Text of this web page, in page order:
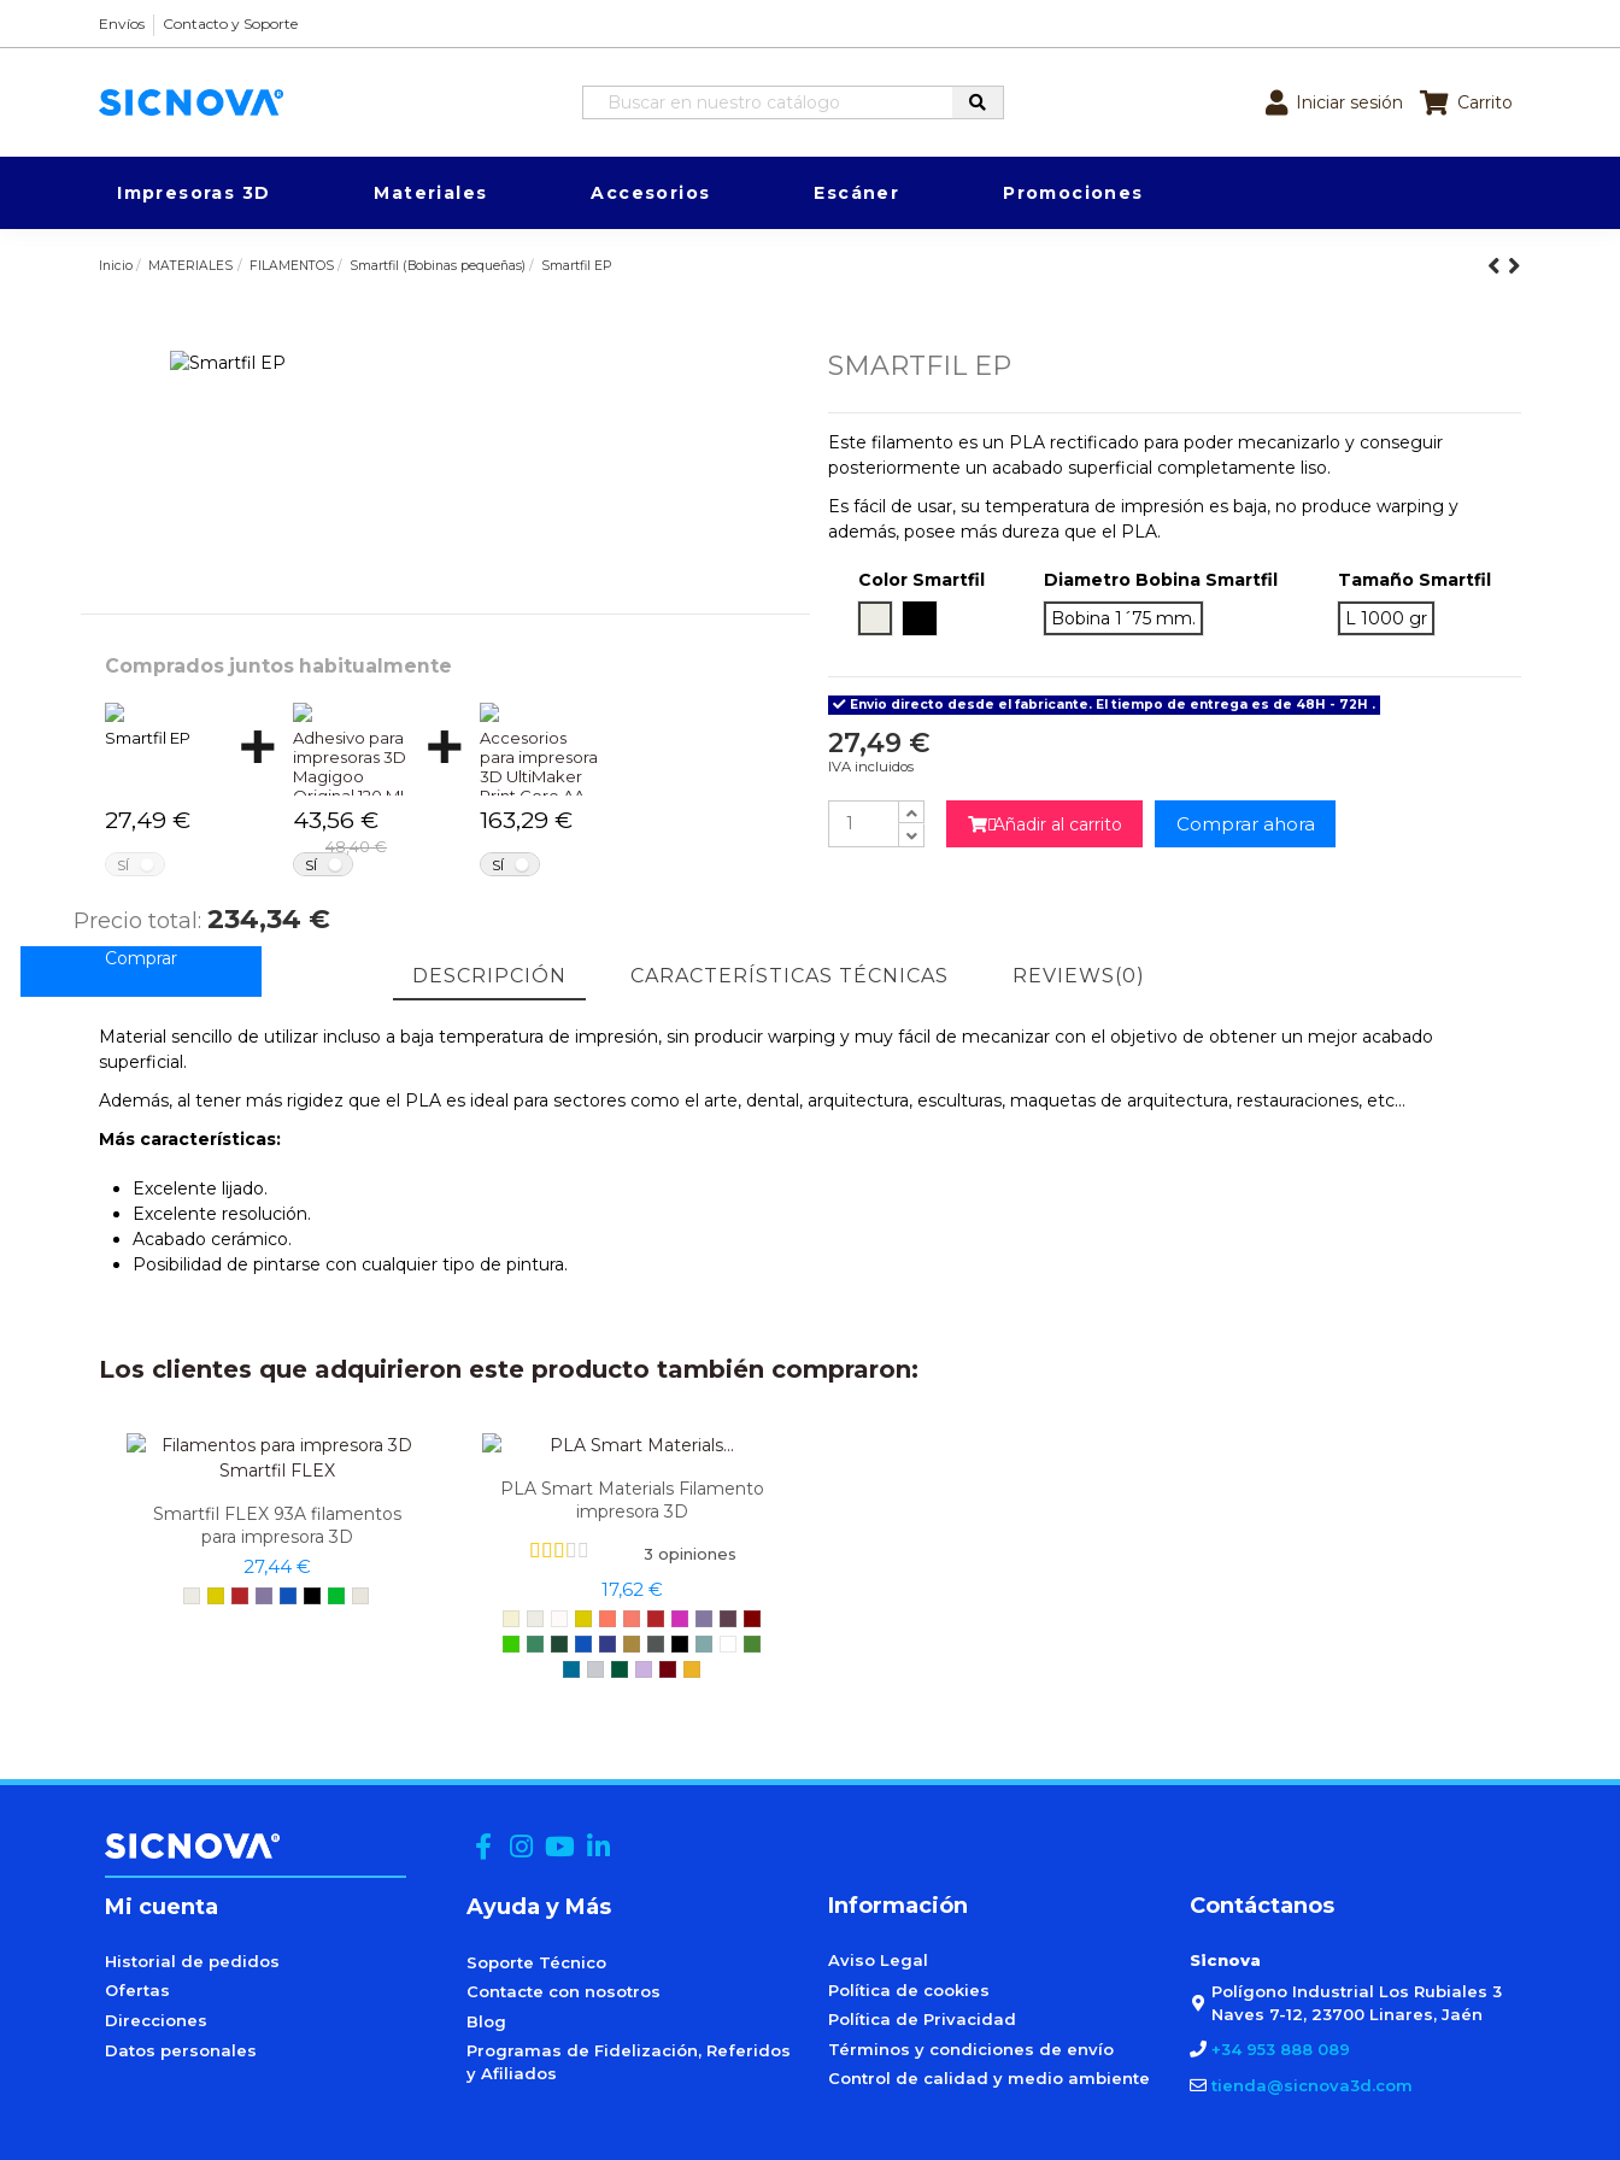
Envíos Contacto y Soporte
Iniciar sesión Carrito
Impresoras 3D Materiales Accesorios Escáner Promociones
Inicio MATERIALES FILAMENTOS Smartfil (Bobinas pequeñas) Smartfil EP
SMARTFIL EP
Este filamento es un PLA rectificado para poder mecanizarlo y conseguir
posteriormente un acabado superficial completamente liso.
Es fácil de usar, su temperatura de impresión es baja, no produce warping y
además, posee más dureza que el PLA.
Color Smartfil
Diametro Bobina Smartfil
Bobina 1´75 mm.
Tamaño Smartfil
L 1000 gr
Envio directo desde el fabricante. El tiempo de entrega es de 48H - 72H .
27,49 €
IVA incluidos

Añadir al carrito Comprar ahora
Comprados juntos habitualmente
Smartfil EP
27,49 €
SÍ
Adhesivo para
impresoras 3D
Magigoo
Original 120 ML
43,56 €
48,40 €
SÍ
Accesorios
para impresora
3D UltiMaker
Print Core AA
0.25
163,29 €
SÍ
Precio total: 234,34 €
DESCRIPCIÓN CARACTERÍSTICAS TÉCNICAS REVIEWS(0)
Material sencillo de utilizar incluso a baja temperatura de impresión, sin producir warping y muy fácil de mecanizar con el objetivo de obtener un mejor acabado
superficial.
Además, al tener más rigidez que el PLA es ideal para sectores como el arte, dental, arquitectura, esculturas, maquetas de arquitectura, restauraciones, etc…
Más características:
Excelente lijado.
Excelente resolución.
Acabado cerámico.
Posibilidad de pintarse con cualquier tipo de pintura.
Los clientes que adquirieron este producto también compraron:
Smartfil FLEX 93A filamentos
para impresora 3D
27,44 €
PLA Smart Materials Filamento
impresora 3D
3 opiniones
17,62 €
Mi cuenta
Historial de pedidos
Ofertas
Direcciones
Datos personales
Ayuda y Más
Soporte Técnico
Contacte con nosotros
Blog
Programas de Fidelización, Referidos
y Afiliados
Información
Aviso Legal
Política de cookies
Política de Privacidad
Términos y condiciones de envío
Control de calidad y medio ambiente
Contáctanos
Sicnova
Polígono Industrial Los Rubiales 3
Naves 7-12, 23700 Linares, Jaén
+34 953 888 089
tienda@sicnova3d.com